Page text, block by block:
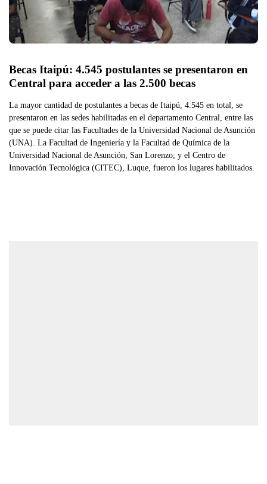
Becas Itaipú: 4.545 postulantes se presentaron en
La mayor cantidad de postulantes a becas de Itaipú, 4.545 en total, se
presentaron en las sedes habilitadas en el departamento Central, entre las
que se puede citar las Facultades de la Universidad Nacional de Asunción
(UNA). La Facultad de Ingeniería y la Facultad de Química de la
Universidad Nacional de Asunción, San Lorenzo; y el Centro de
Innovación Tecnológica (CITEC), Luque, fueron los lugares habilitados.